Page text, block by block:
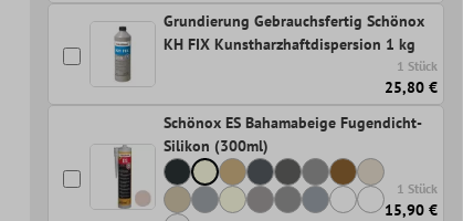
Grundierung Gebrauchsfertig Schönox
KH FIX Kunstharzhaftdispersion 1 kg
1 Stück
25,80 €
Schönox ES Bahamabeige Fugendicht-
Silikon (300ml)
1 Stück
15,90 €